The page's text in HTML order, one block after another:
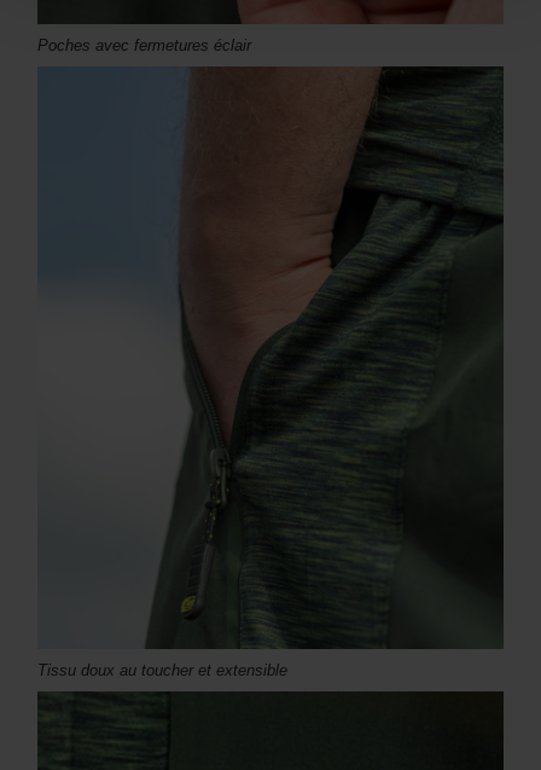
Poches avec fermetures éclair
Tissu doux au toucher et extensible